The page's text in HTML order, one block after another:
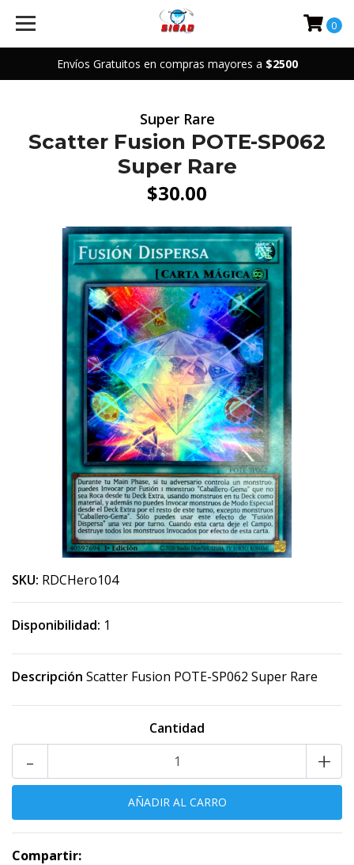
Envíos Gratuitos en compras mayores a $2500
0
Super Rare
Scatter Fusion POTE-SP062
Super Rare
$30.00
SKU: RDCHero104
Disponibilidad: 1
Descripción Scatter Fusion POTE-SP062 Super Rare
Cantidad
+
-
Compartir: